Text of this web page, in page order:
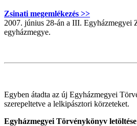
Zsinati megemlékezés >>
2007. június 28-án a III. Egyházmegyei
egyházmegye.
Egyben átadta az új Egyházmegyei
szerepeltetve a lelkipásztori körzeteket.
Egyházmegyei Törvénykönyv